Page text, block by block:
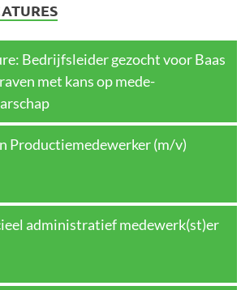
Bedrijfsleider gezocht voor Baas
met kans op mede-
Productiemedewerker (m/v)
administratief medewerk(st)er